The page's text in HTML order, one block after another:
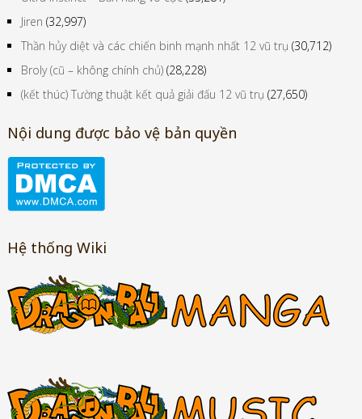
Jiren (32,997)
Thần hủy diệt và các chiến binh mạnh nhất 12 vũ trụ (30,712)
Broly (cũ – không chính chủ) (28,228)
(kết thúc) Tường thuật kết quả giải đấu 12 vũ trụ (27,650)
Nội dung được bảo vệ bản quyền
Hệ thống Wiki